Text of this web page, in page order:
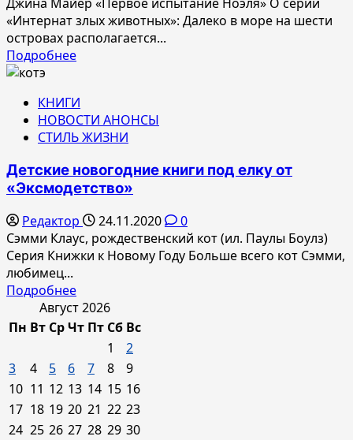
«Интернат злых животных»: Далеко в море на шести
островах располагается...
ПодробнееПрочитать
Новинки
издательства
«ЭксмоДетство».
КНИГИ
НОВОСТИ АНОНСЫ
СТИЛЬ ЖИЗНИ
Детские новогодние книги под елку от
«Эксмодетство»
Редактор 24.11.2020
0
Сэмми Клаус, рождественский кот (ил. Паулы Боулз)
Серия Книжки к Новому Году Больше всего кот Сэмми,
любимец...
ПодробнееПрочитать
больше
о
Детские
новогодние
книги
под
елку
от
Август 2026
Пн Вт СрЧт Пт Сб Вс
1
2
3
4 5 6 7 8
9
10 11 12 13 14 15 16
17 18 19 20 21 22 23
24 25 26 27 28 29 30